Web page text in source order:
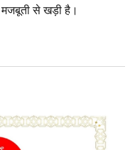
मजबूती से खड़ी है।